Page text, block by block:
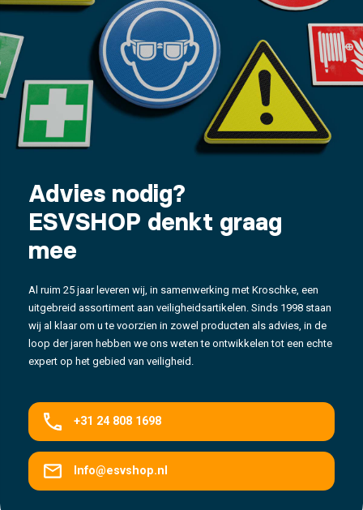
Advies nodig?
ESVSHOP denkt graag
mee
Al ruim 25 jaar leveren wij, in samenwerking met Kroschke, een
uitgebreid assortiment aan veiligheidsartikelen. Sinds 1998 staan
wij al klaar om u te voorzien in zowel producten als advies, in de
loop der jaren hebben we ons weten te ontwikkelen tot een echte
expert op het gebied van veiligheid.
+31 24 808 1698
Info@esvshop.nl